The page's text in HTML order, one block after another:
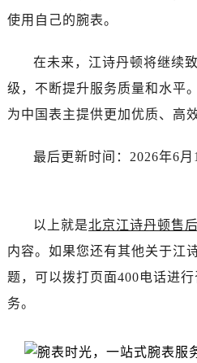
使用自己的腕表。
在未来，江诗丹顿将继续
级，不断提升服务质量和水平
为中国表主提供更加优质、高
最后更新时间：2026年6月
以上就是北京江诗丹顿售
内容。如果您还有其他关于江
题，可以拨打页面400电话进
务。